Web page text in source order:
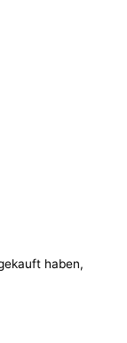
haben,